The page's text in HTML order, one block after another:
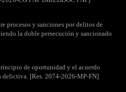
procesos y sanciones por delitos de
la doble persecución y sancionado
de oportunidad y el acuerdo
delictiva. [Res. 2074-2026-MP-FN]